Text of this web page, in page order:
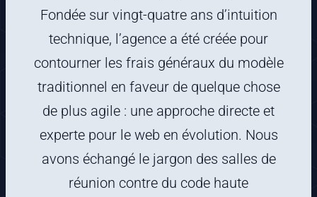
Fondée sur vingt-quatre ans d’intuition
technique, l’agence a été créée pour
contourner les frais généraux du modèle
traditionnel en faveur de quelque chose
de plus agile : une approche directe et
experte pour le web en évolution. Nous
avons échangé le jargon des salles de
réunion contre du code haute